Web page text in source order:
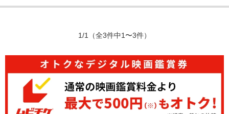
1/1 （全3件中1〜3件）